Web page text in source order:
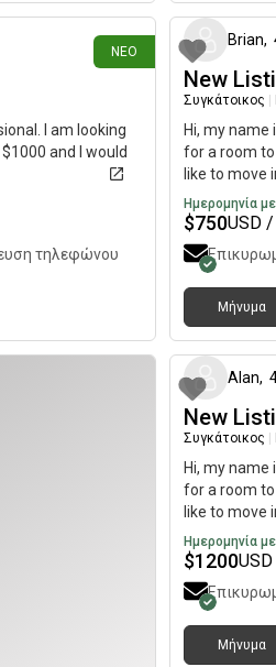
ΝΈΟ
I am looking
and I would
τηλεφώνου
Brian,
New
Συγκάτοικος
Hi, my name
for a room to
like to move
Ημερομηνία
$750USD
Μήνυμα
Alan,
New
Συγκάτοικος
Hi, my name
for a room to
like to move
Ημερομηνία
$1200
Μήνυμα